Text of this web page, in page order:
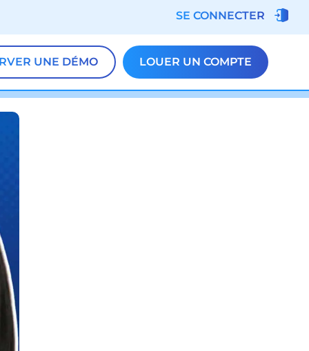
SE CONNECTER
UNE DÉMO LOUER UN COMPTE